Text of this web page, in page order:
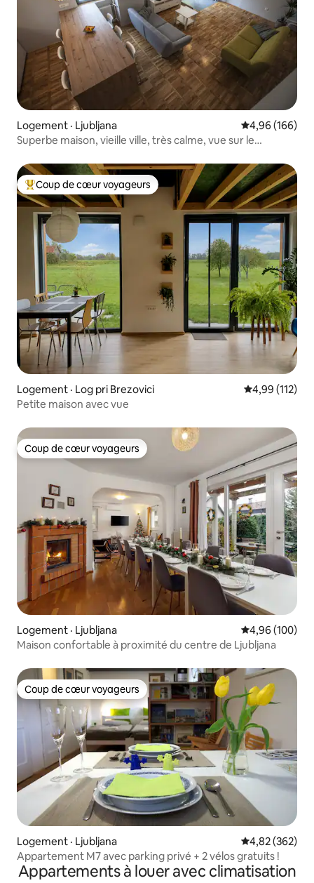
Logement · Ljubljana Note
4,96 (166)
Superbe maison, vieille ville, très calme, vue sur le
Coup de cœur voyageurs parmi les plus aimés
Coup de cœur voyageurs
Logement · Log pri Brezovici Note
4,99 (112)
Petite maison avec vue
Coup de cœur voyageurs
Coup de cœur voyageurs
Logement · Ljubljana Note
4,96 (100)
Maison confortable à proximité du centre de Ljubljana
Coup de cœur voyageurs
Coup de cœur voyageurs
Logement · Ljubljana Note
4,82 (362)
Appartement M7 avec parking privé + 2 vélos gratuits !
Appartements à louer avec climatisation